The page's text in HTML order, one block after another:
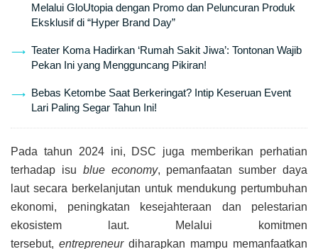
Melalui GloUtopia dengan Promo dan Peluncuran Produk
Eksklusif di “Hyper Brand Day”
Teater Koma Hadirkan ‘Rumah Sakit Jiwa’: Tontonan Wajib
Pekan Ini yang Mengguncang Pikiran!
Bebas Ketombe Saat Berkeringat? Intip Keseruan Event
Lari Paling Segar Tahun Ini!
Pada tahun 2024 ini, DSC juga memberikan perhatian
terhadap isu blue economy, pemanfaatan sumber daya
laut secara berkelanjutan untuk mendukung pertumbuhan
ekonomi, peningkatan kesejahteraan dan pelestarian
ekosistem laut. Melalui komitmen
tersebut, entrepreneurdiharapkan mampu memanfaatkan